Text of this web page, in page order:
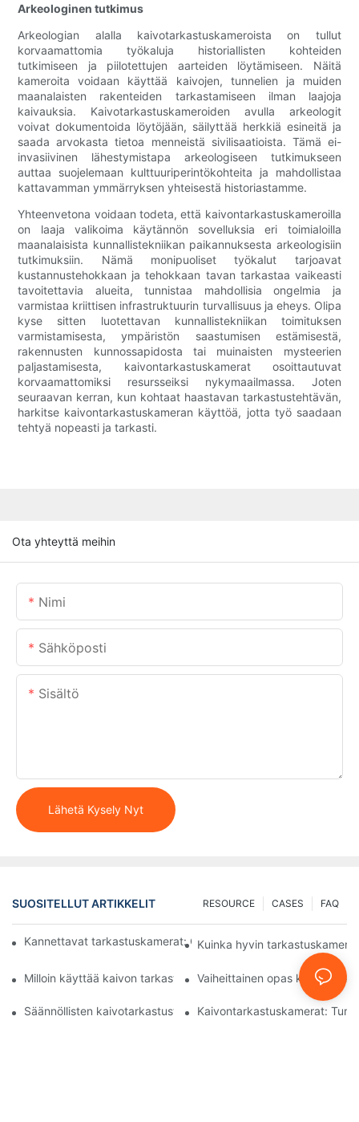
Arkeologinen tutkimus
Arkeologian alalla kaivotarkastuskameroista on tullut
korvaamattomia työkaluja historiallisten kohteiden
tutkimiseen ja piilotettujen aarteiden löytämiseen. Näitä
kameroita voidaan käyttää kaivojen, tunnelien ja muiden
maanalaisten rakenteiden tarkastamiseen ilman laajoja
kaivauksia. Kaivotarkastuskameroiden avulla arkeologit
voivat dokumentoida löytöjään, säilyttää herkkiä esineitä ja
saada arvokasta tietoa menneistä sivilisaatioista. Tämä ei-
invasiivinen lähestymistapa arkeologiseen tutkimukseen
auttaa suojelemaan kulttuuriperintökohteita ja mahdollistaa
kattavamman ymmärryksen yhteisestä historiastamme.
Yhteenvetona voidaan todeta, että kaivontarkastuskameroilla
on laaja valikoima käytännön sovelluksia eri toimialoilla
maanalaisista kunnallistekniikan paikannuksesta arkeologisiin
tutkimuksiin. Nämä monipuoliset työkalut tarjoavat
kustannustehokkaan ja tehokkaan tavan tarkastaa vaikeasti
tavoitettavia alueita, tunnistaa mahdollisia ongelmia ja
varmistaa kriittisen infrastruktuurin turvallisuus ja eheys. Olipa
kyse sitten luotettavan kunnallistekniikan toimituksen
varmistamisesta, ympäristön saastumisen estämisestä,
rakennusten kunnossapidosta tai muinaisten mysteerien
paljastamisesta, kaivontarkastuskamerat osoittautuvat
korvaamattomiksi resursseiksi nykymaailmassa. Joten
seuraavan kerran, kun kohtaat haastavan tarkastustehtävän,
harkitse kaivontarkastuskameran käyttöä, jotta työ saadaan
tehtyä nopeasti ja tarkasti.
Ota yhteyttä meihin
Nimi
Sähköposti
Sisältö
Lähetä Kysely Nyt
SUOSITELLUT ARTIKKELIT FAQ
CASES
RESOURCE
Kannettavat tarkastuskamerat: Olennaisia ​​työkaluja
Kuinka hyvin
Milloin käyttää kaivon tarkastuskameraa: Keskeiset indikaattorit
Vaiheittainen opas
Säännöllisten kaivotarkastusten merkitys erikoiskameroilla
Kaivontarkastuskamerat: